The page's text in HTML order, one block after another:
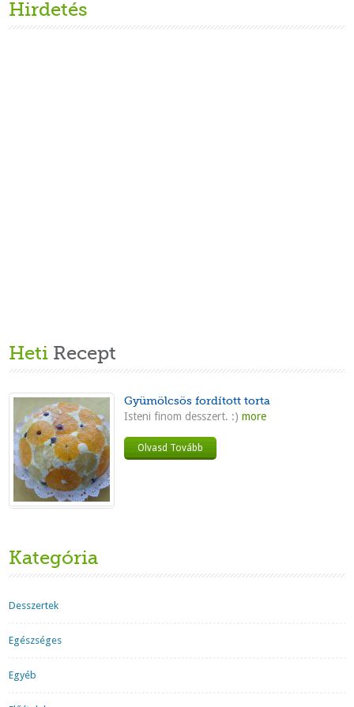
Hirdetés
Heti Recept
Gyümölcsös fordított torta
Isteni finom desszert. :) more
Olvasd Tovább
Kategória
Desszertek
Egészséges
Egyéb